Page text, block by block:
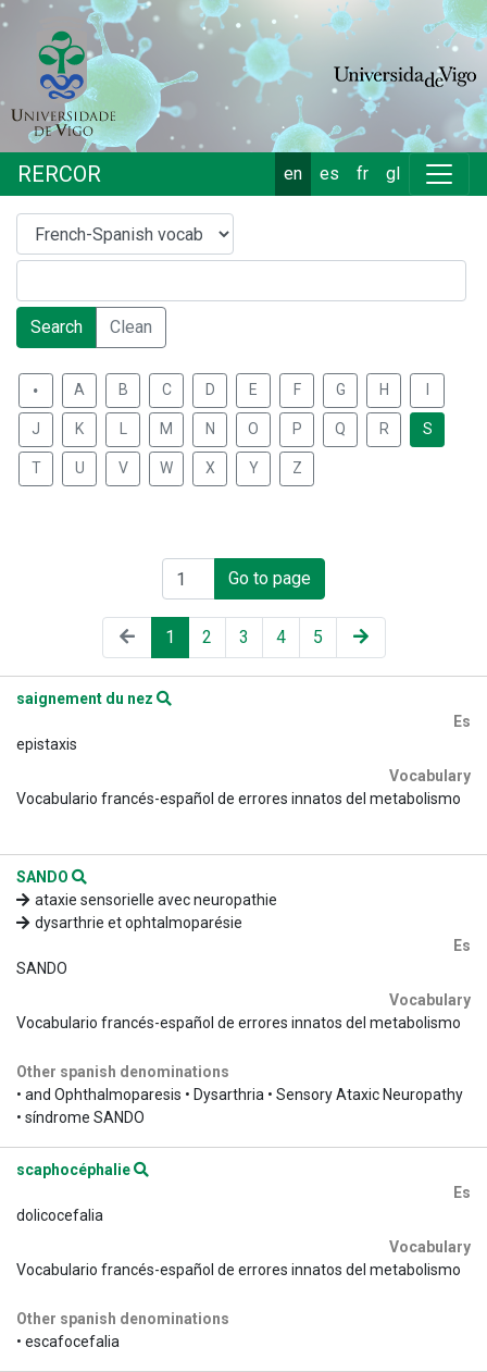
RERCOR en es fr gl
Search Clean
. A B C D E F G H
J K M N O P Q R S
T U V W X Y Z
1 2 3 4 5
Go to page
saignement du nez
Es
epistaxis
Vocabulary
Vocabulario francés-español de errores innatos del metabolismo
SANDO
ataxie sensorielle avec neuropathie
dysarthrie et ophtalmoparésie
Es
SANDO
Vocabulary
Vocabulario francés-español de errores innatos del metabolismo
Other spanish denominations
• and Ophthalmoparesis • Dysarthria • Sensory Ataxic Neuropathy
• síndrome SANDO
scaphocéphalie
Es
dolicocefalia
Vocabulary
Vocabulario francés-español de errores innatos del metabolismo
Other spanish denominations
• escafocefalia